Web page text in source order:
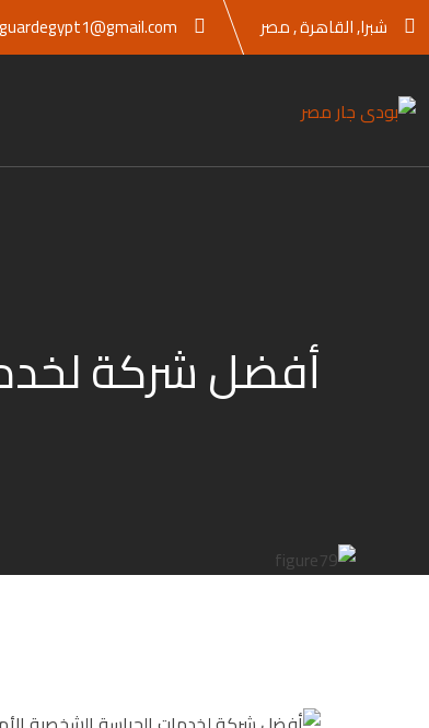
Skip شبرا, القاهرة , مصر
أفضل شركة